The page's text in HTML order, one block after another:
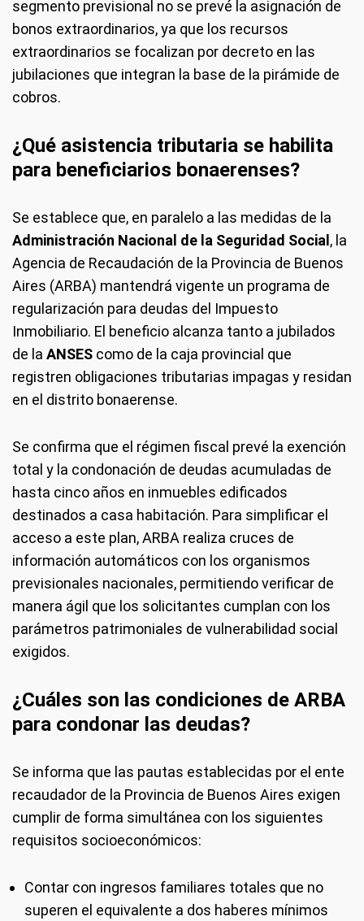
segmento previsional no se prevé la asignación de
bonos extraordinarios, ya que los recursos
extraordinarios se focalizan por decreto en las
jubilaciones que integran la base de la pirámide de
cobros.
¿Qué asistencia tributaria se habilita
para beneficiarios bonaerenses?
Se establece que, en paralelo a las medidas de la
Administración Nacional de la Seguridad Social, la
Agencia de Recaudación de la Provincia de Buenos
Aires (ARBA) mantendrá vigente un programa de
regularización para deudas del Impuesto
Inmobiliario. El beneficio alcanza tanto a jubilados
de la ANSES como de la caja provincial que
registren obligaciones tributarias impagas y residan
en el distrito bonaerense.
Se confirma que el régimen fiscal prevé la exención
total y la condonación de deudas acumuladas de
hasta cinco años en inmuebles edificados
destinados a casa habitación. Para simplificar el
acceso a este plan, ARBA realiza cruces de
información automáticos con los organismos
previsionales nacionales, permitiendo verificar de
manera ágil que los solicitantes cumplan con los
parámetros patrimoniales de vulnerabilidad social
exigidos.
¿Cuáles son las condiciones de ARBA
para condonar las deudas?
Se informa que las pautas establecidas por el ente
recaudador de la Provincia de Buenos Aires exigen
cumplir de forma simultánea con los siguientes
requisitos socioeconómicos:
Contar con ingresos familiares totales que no
superen el equivalente a dos haberes mínimos